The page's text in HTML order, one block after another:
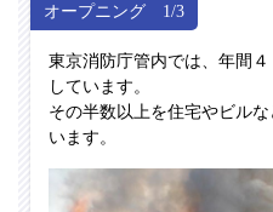
オープニング 1/3
東京消防庁管内では、年間
しています。
その半数以上を住宅やビル
います。